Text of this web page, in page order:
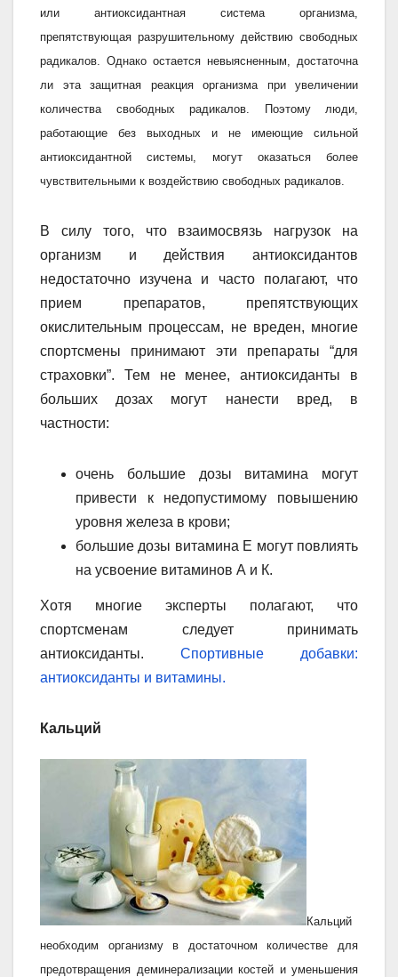
или антиоксидантная система организма,
препятствующая разрушительному действию свободных
радикалов. Однако остается невыясненным, достаточна
ли эта защитная реакция организма при увеличении
количества свободных радикалов. Поэтому люди,
работающие без выходных и не имеющие сильной
антиоксидантной системы, могут оказаться более
чувствительными к воздействию свободных радикалов.
В силу того, что взаимосвязь нагрузок на
организм и действия антиоксидантов
недостаточно изучена и часто полагают, что
прием препаратов, препятствующих
окислительным процессам, не вреден, многие
спортсмены принимают эти препараты “для
страховки”. Тем не менее, антиоксиданты в
больших дозах могут нанести вред, в
частности:
очень большие дозы витамина могут
привести к недопустимому повышению
уровня железа в крови;
большие дозы витамина Е могут повлиять
на усвоение витаминов А и К.
Хотя многие эксперты полагают, что
спортсменам следует принимать
антиоксиданты. Спортивные добавки:
антиоксиданты и витамины.
Кальций
Кальций
необходим организму в достаточном количестве для
предотвращения деминерализации костей и уменьшения